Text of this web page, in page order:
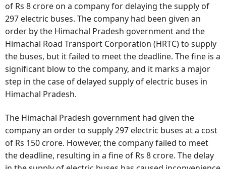
of Rs 8 crore on a company for delaying the supply of
297 electric buses. The company had been given an
order by the Himachal Pradesh government and the
Himachal Road Transport Corporation (HRTC) to supply
the buses, but it failed to meet the deadline. The fine is a
significant blow to the company, and it marks a major
step in the case of delayed supply of electric buses in
Himachal Pradesh.
The Himachal Pradesh government had given the
company an order to supply 297 electric buses at a cost
of Rs 150 crore. However, the company failed to meet
the deadline, resulting in a fine of Rs 8 crore. The delay